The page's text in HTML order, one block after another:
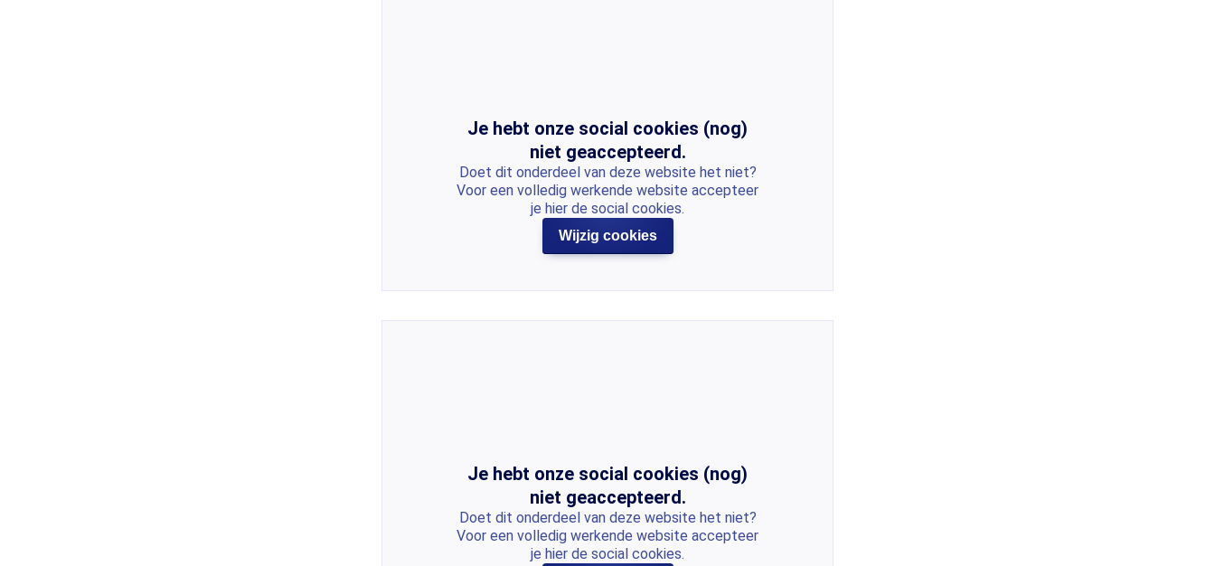
Je hebt onze social cookies (nog)
niet geaccepteerd.
Doet dit onderdeel van deze website het niet?
Voor een volledig werkende website accepteer
je hier de social cookies.
Wijzig cookies
Je hebt onze social cookies (nog)
niet geaccepteerd.
Doet dit onderdeel van deze website het niet?
Voor een volledig werkende website accepteer
je hier de social cookies.